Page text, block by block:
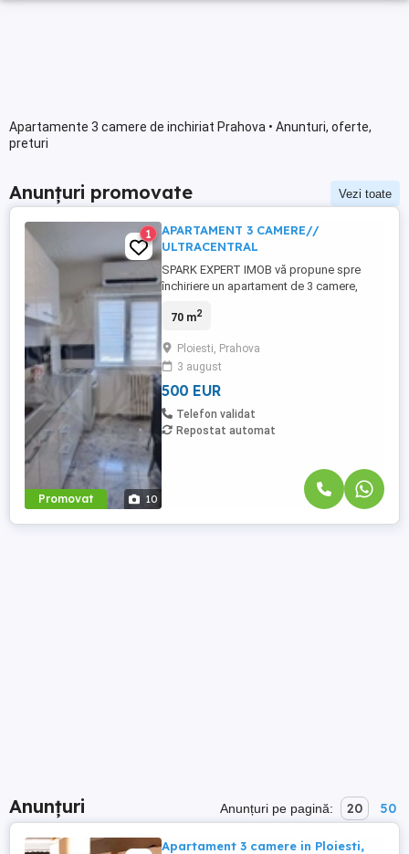
Apartamente 3 camere de inchiriat Prahova • Anunturi, oferte,
preturi
Anunțuri promovate Vezi toate
Promovat 10
1
APARTAMENT 3 CAMERE//
ULTRACENTRAL
SPARK EXPERT IMOB vă propune spre
închiriere un apartament de 3 camere,
într-o zonă cu acces rapid către toate
este complet mobilată și utilată, fiind
pregătită pentru mutare imediată și oferă:
* 3 camere spațioase; * ...
70 m2
Ploiesti, Prahova
3 august
500 EUR
Telefon validat
Repostat automat
Anunțuri Anunțuri pe pagină: 20 50
Apartament 3 camere in Ploiesti,